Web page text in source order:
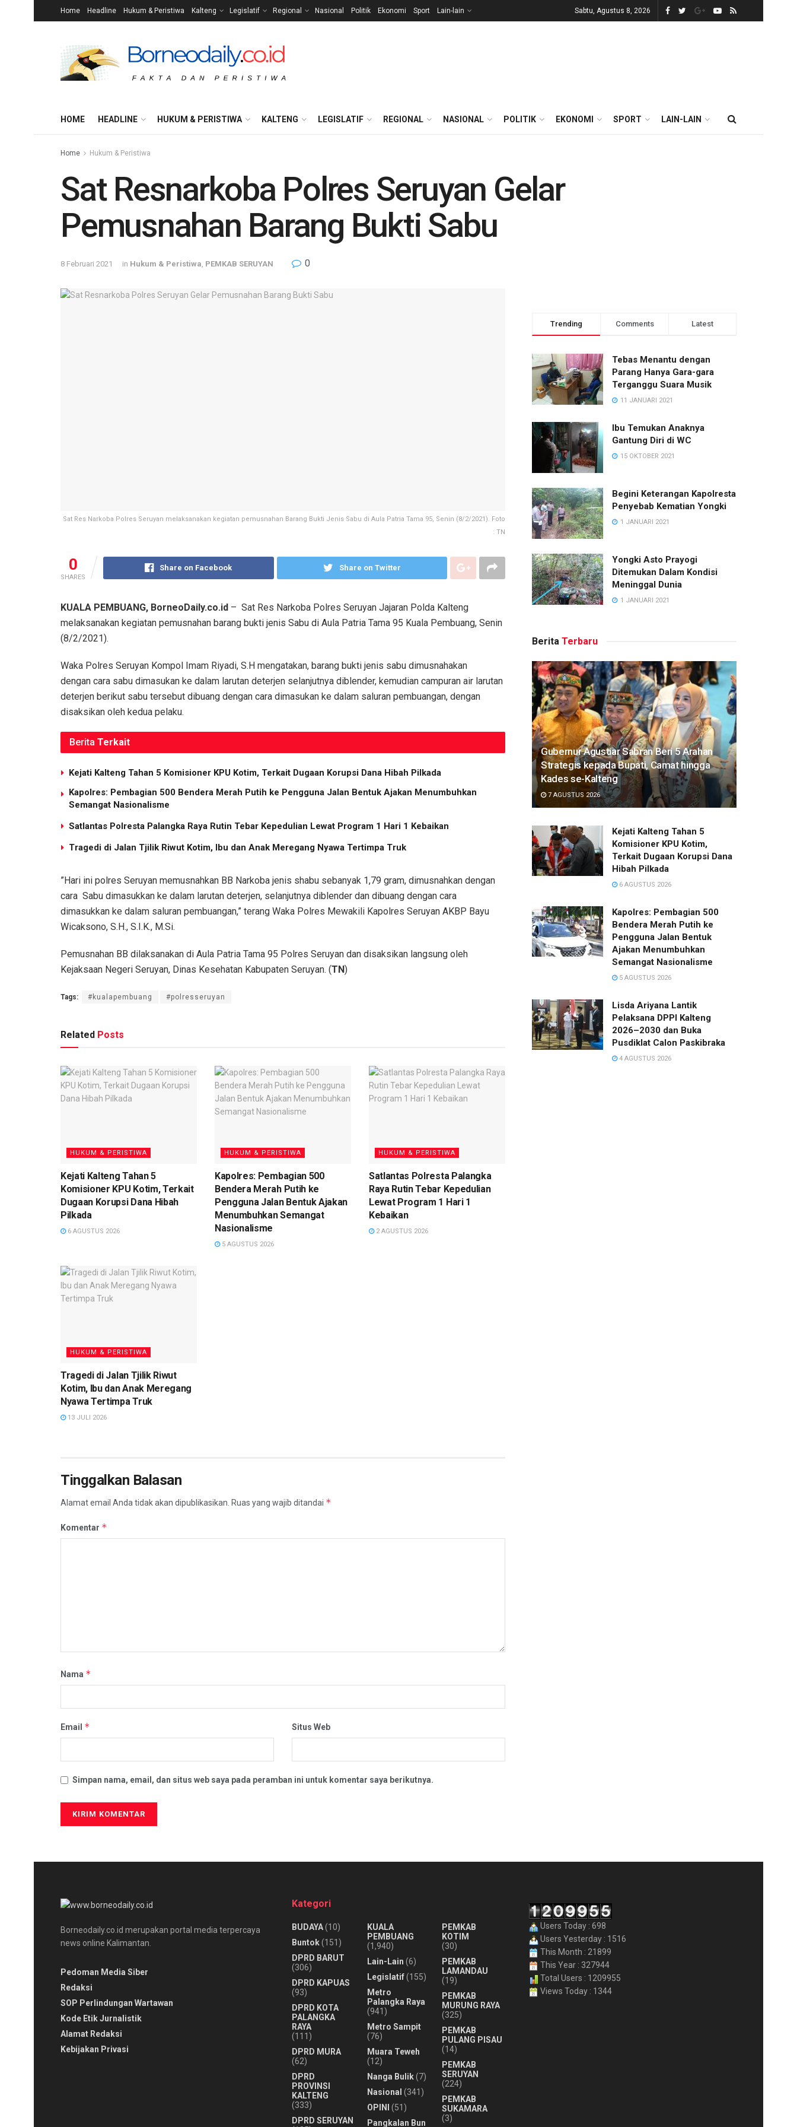
Home Headline Hukum & Peristiwa Kalteng Legislatif Regional Nasional Politik Ekonomi Sport Lain-lain Sabtu, Agustus 8, 2026
HOME HEADLINE HUKUM & PERISTIWA KALTENG LEGISLATIF REGIONAL NASIONAL POLITIK EKONOMI SPORT LAIN-LAIN
Home Hukum & Peristiwa
Sat Resnarkoba Polres Seruyan Gelar
Pemusnahan Barang Bukti Sabu
8 Februari 2021 in Hukum & Peristiwa, PEMKAB SERUYAN 0
Sat Res Narkoba Polres Seruyan melaksanakan kegiatan pemusnahan Barang Bukti Jenis Sabu di Aula Patria Tama 95, Senin (8/2/2021). Foto
: TN
0
SHARES
Share on Facebook Share on Twitter
KUALA PEMBUANG, BorneoDaily.co.id – Sat Res Narkoba Polres Seruyan Jajaran Polda Kalteng
melaksanakan kegiatan pemusnahan barang bukti jenis Sabu di Aula Patria Tama 95 Kuala Pembuang, Senin
(8/2/2021).
Waka Polres Seruyan Kompol Imam Riyadi, S.H mengatakan, barang bukti jenis sabu dimusnahakan
dengan cara sabu dimasukan ke dalam larutan deterjen selanjutnya diblender, kemudian campuran air larutan
deterjen berikut sabu tersebut dibuang dengan cara dimasukan ke dalam saluran pembuangan, dengan
disaksikan oleh kedua pelaku.
Berita Terkait
Kejati Kalteng Tahan 5 Komisioner KPU Kotim, Terkait Dugaan Korupsi Dana Hibah Pilkada
Kapolres: Pembagian 500 Bendera Merah Putih ke Pengguna Jalan Bentuk Ajakan Menumbuhkan
Semangat Nasionalisme
Satlantas Polresta Palangka Raya Rutin Tebar Kepedulian Lewat Program 1 Hari 1 Kebaikan
Tragedi di Jalan Tjilik Riwut Kotim, Ibu dan Anak Meregang Nyawa Tertimpa Truk
”Hari ini polres Seruyan memusnahkan BB Narkoba jenis shabu sebanyak 1,79 gram, dimusnahkan dengan
cara Sabu dimasukkan ke dalam larutan deterjen, selanjutnya diblender dan dibuang dengan cara
dimasukkan ke dalam saluran pembuangan,” terang Waka Polres Mewakili Kapolres Seruyan AKBP Bayu
Wicaksono, S.H., S.I.K., M.Si.
Pemusnahan BB dilaksanakan di Aula Patria Tama 95 Polres Seruyan dan disaksikan langsung oleh
Kejaksaan Negeri Seruyan, Dinas Kesehatan Kabupaten Seruyan. (TN)
Tags: #kualapembuang #polresseruyan
Related Posts
HUKUM & PERISTIWA
Kejati Kalteng Tahan 5
Komisioner KPU Kotim, Terkait
Dugaan Korupsi Dana Hibah
Pilkada
6 AGUSTUS 2026
HUKUM & PERISTIWA
Kapolres: Pembagian 500
Bendera Merah Putih ke
Pengguna Jalan Bentuk Ajakan
Menumbuhkan Semangat
Nasionalisme
5 AGUSTUS 2026
HUKUM & PERISTIWA
Satlantas Polresta Palangka
Raya Rutin Tebar Kepedulian
Lewat Program 1 Hari 1
Kebaikan
2 AGUSTUS 2026
HUKUM & PERISTIWA
Tragedi di Jalan Tjilik Riwut
Kotim, Ibu dan Anak Meregang
Nyawa Tertimpa Truk
13 JULI 2026
Tinggalkan Balasan
Alamat email Anda tidak akan dipublikasikan. Ruas yang wajib ditandai *
Komentar *
Nama *
Email * Situs Web
Simpan nama, email, dan situs web saya pada peramban ini untuk komentar saya berikutnya.
Trending Comments Latest
Tebas Menantu dengan
Parang Hanya Gara-gara
Terganggu Suara Musik
11 JANUARI 2021
Ibu Temukan Anaknya
Gantung Diri di WC
15 OKTOBER 2021
Begini Keterangan Kapolresta
Penyebab Kematian Yongki
1 JANUARI 2021
Yongki Asto Prayogi
Ditemukan Dalam Kondisi
Meninggal Dunia
1 JANUARI 2021
Berita Terbaru
Gubernur Agustiar Sabran Beri 5 Arahan
Strategis kepada Bupati, Camat hingga
Kades se-Kalteng
7 AGUSTUS 2026
Kejati Kalteng Tahan 5
Komisioner KPU Kotim,
Terkait Dugaan Korupsi Dana
Hibah Pilkada
6 AGUSTUS 2026
Kapolres: Pembagian 500
Bendera Merah Putih ke
Pengguna Jalan Bentuk
Ajakan Menumbuhkan
Semangat Nasionalisme
5 AGUSTUS 2026
Lisda Ariyana Lantik
Pelaksana DPPI Kalteng
2026–2030 dan Buka
Pusdiklat Calon Paskibraka
4 AGUSTUS 2026
Borneodaily.co.id merupakan portal media terpercaya
news online Kalimantan.
Pedoman Media Siber
Redaksi
SOP Perlindungan Wartawan
Kode Etik Jurnalistik
Alamat Redaksi
Kebijakan Privasi
Kategori
BUDAYA(10)
Buntok(151)
DPRD BARUT
(306)
DPRD KAPUAS
(93)
DPRD KOTA
PALANGKA
RAYA
(111)
DPRD MURA
(62)
DPRD
PROVINSI
KALTENG
(333)
DPRD SERUYAN
KUALA
PEMBUANG
(1,940)
Lain-Lain (6)
Legislatif(155)
Metro
Palangka Raya
(941)
Metro Sampit
(76)
Muara Teweh
(12)
Nanga Bulik(7)
Nasional (341)
OPINI
(51)
Pangkalan Bun
PEMKAB
KOTIM
(30)
PEMKAB
LAMANDAU
(19)
PEMKAB
MURUNG RAYA
(325)
PEMKAB
PULANG PISAU
(14)
PEMKAB
SERUYAN
(224)
PEMKAB
SUKAMARA
(3)
Users Today : 698
Users Yesterday : 1516
This Month : 21899
This Year : 327944
Total Users : 1209955
Views Today : 1344